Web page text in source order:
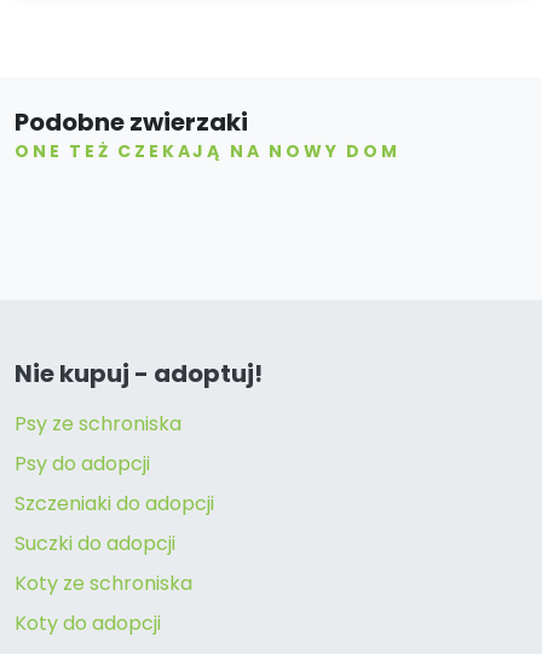
Podobne zwierzaki
ONE TEŻ CZEKAJĄ NA NOWY DOM
Nie kupuj - adoptuj!
Psy ze schroniska
Psy do adopcji
Szczeniaki do adopcji
Suczki do adopcji
Koty ze schroniska
Koty do adopcji